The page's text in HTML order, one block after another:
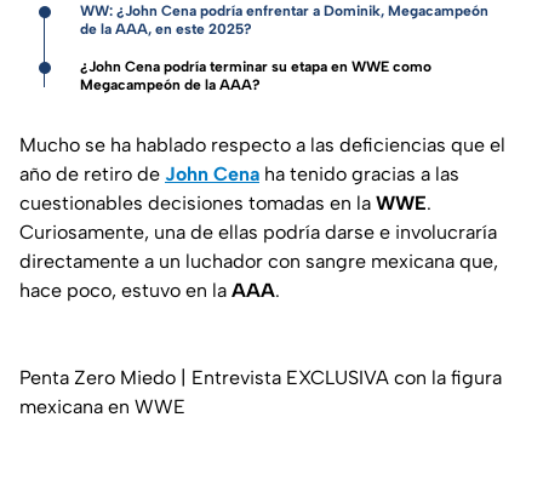
WW: ¿John Cena podría enfrentar a Dominik, Megacampeón
de la AAA, en este 2025?
¿John Cena podría terminar su etapa en WWE como
Megacampeón de la AAA?
Mucho se ha hablado respecto a las deficiencias que el
año de retiro de John Cena ha tenido gracias a las
cuestionables decisiones tomadas en la WWE.
Curiosamente, una de ellas podría darse e involucraría
directamente a un luchador con sangre mexicana que,
hace poco, estuvo en la AAA.
Penta Zero Miedo | Entrevista EXCLUSIVA con la figura
mexicana en WWE